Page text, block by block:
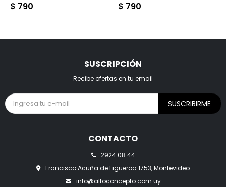
$ 790 $ 790
CONTACTO
2924 08 44
Francisco Acuña de Figueroa 1753, Montevideo
info@altoconcepto.com.uy
SUSCRIPCIÓN
Recibe ofertas en tu email
SUSCRIBIRME